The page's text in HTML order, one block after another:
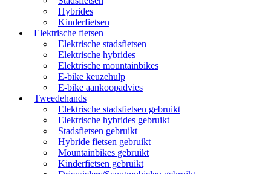
Hybrides
Kinderfietsen
Elektrische fietsen
Elektrische stadsfietsen
Elektrische hybrides
Elektrische mountainbikes
E-bike keuzehulp
E-bike aankoopadvies
Tweedehands
Elektrische stadsfietsen gebruikt
Elektrische hybrides gebruikt
Stadsfietsen gebruikt
Hybride fietsen gebruikt
Mountainbikes gebruikt
Kinderfietsen gebruikt